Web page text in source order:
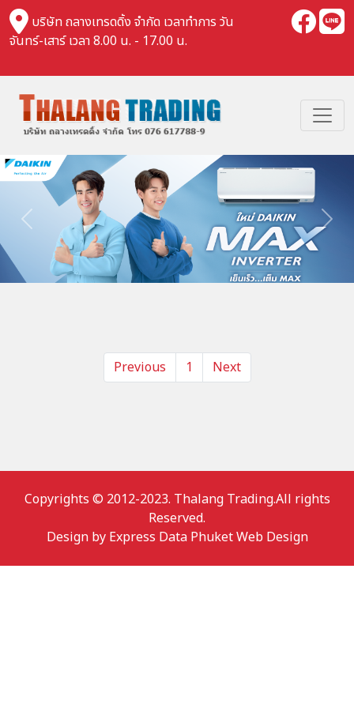
บริษัท ถลางเทรดดิ้ง จำกัด เวลาทำการ วัน
จันทร์-เสาร์ เวลา 8.00 น. - 17.00 น.
Previous Next
Previous 1 Next
Copyrights © 2012-2023. Thalang Trading.All rights
Reserved.
Design by Express Data Phuket Web Design